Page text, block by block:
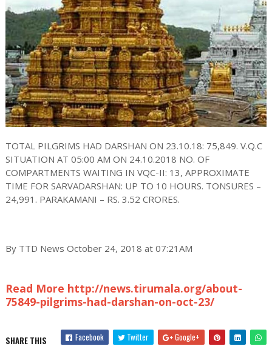
TOTAL PILGRIMS HAD DARSHAN ON 23.10.18: 75,849. V.Q.C
SITUATION AT 05:00 AM ON 24.10.2018 NO. OF
COMPARTMENTS WAITING IN VQC-II: 13, APPROXIMATE
TIME FOR SARVADARSHAN: UP TO 10 HOURS. TONSURES –
24,991. PARAKAMANI – RS. 3.52 CRORES.
By TTD News October 24, 2018 at 07:21AM
Read More http://news.tirumala.org/about-
75849-pilgrims-had-darshan-on-oct-23/
SHARE THIS Facebook Twitter Google+